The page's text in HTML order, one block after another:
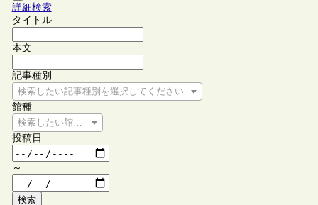
詳細検索
タイトル
本文
記事種別
検索したい記事種別を選択してください
館種
検索したい館種を選択してください
投稿日
～
検索